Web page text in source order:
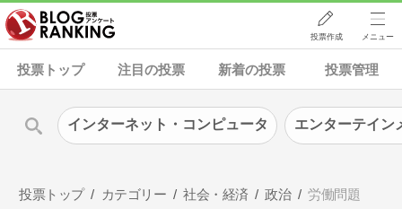
投票作成 メニュー
投票トップ 注目の投票 新着の投票 投票管理
投票トップ カテゴリー 社会・経済 政治 労働問題
インターネット・コンピュータ エンターテイン